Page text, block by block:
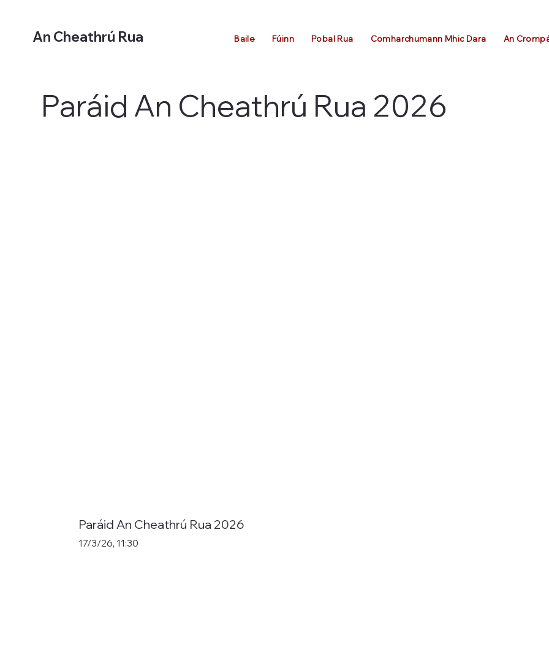
An Cheathrú Rua Baile Fúinn Pobal Rua Comharchumann Mhic Dara An
Paráid An Cheathrú Rua 2026
Paráid An Cheathrú Rua 2026
17/3/26, 11:30